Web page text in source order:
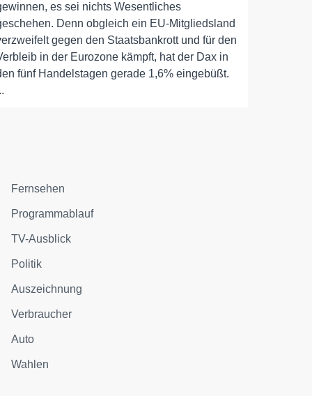
es sei nichts Wesentliches
Denn obgleich ein EU-Mitgliedsland
gegen den Staatsbankrott und für den
in der Eurozone kämpft, hat der Dax in
fünf Handelstagen gerade 1,6% eingebüßt.
Fernsehen
Programmablauf
TV-Ausblick
Politik
Auszeichnung
Verbraucher
Auto
Wahlen